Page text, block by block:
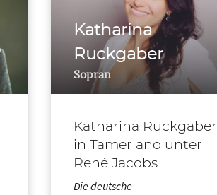
Katharina
Ruckgaber
Sopran
Katharina Ruckgaber
in Tamerlano unter
René Jacobs
Die deutsche